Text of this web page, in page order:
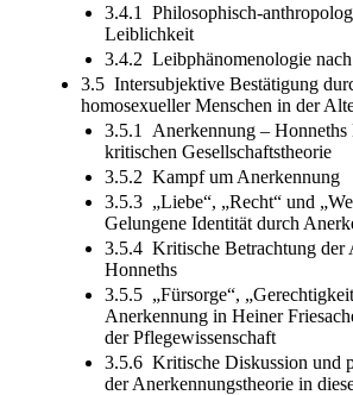
3.4.1 Philosophisch-
Leiblichkeit
3.4.2 Leibphänomenologie
3.5 Intersubjektive Bestätigung
homosexueller Menschen in der
3.5.1 Anerkennung – Honneths
kritischen Gesellschaftstheorie
3.5.2 Kampf um Anerkennung
3.5.3 „Liebe“, „Recht“ und
Gelungene Identität durch
3.5.4 Kritische Betrachtung der
Honneths
3.5.5 „Fürsorge“,
Anerkennung in Heiner
der Pflegewissenschaft
3.5.6 Kritische Diskussion und
der Anerkennungstheorie in